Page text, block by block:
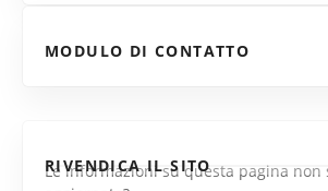
MODULO DI CONTATTO
RIVENDICA IL SITO
Le informazioni su questa pagina non